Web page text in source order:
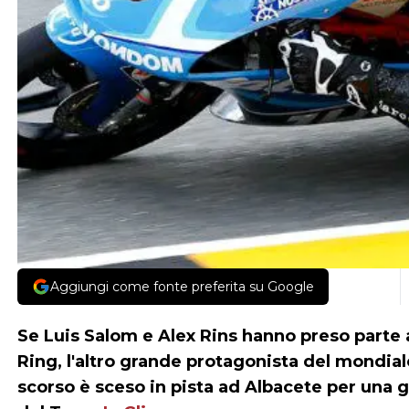
Aggiungi come fonte preferita su Google
Se Luis Salom e Alex Rins hanno preso
Ring, l'altro grande protagonista del
scorso è sceso in pista ad Albacete per una